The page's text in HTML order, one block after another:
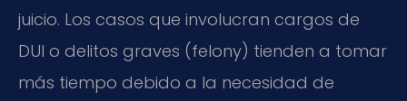
juicio. Los casos que involucran cargos de
DUI o delitos graves (felony) tienden a tomar
más tiempo debido a la necesidad de